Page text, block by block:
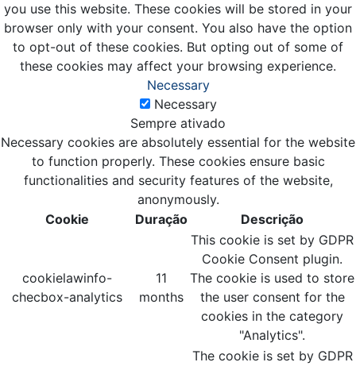
you use this website. These cookies will be stored in your
browser only with your consent. You also have the option
to opt-out of these cookies. But opting out of some of
these cookies may affect your browsing experience.
Necessary
Necessary
Sempre ativado
Necessary cookies are absolutely essential for the website
to function properly. These cookies ensure basic
functionalities and security features of the website,
anonymously.
Cookie
Duração Descrição
cookielawinfo-
checbox-analytics
11
months
This cookie is set by GDPR
Cookie Consent plugin.
The cookie is used to store
the user consent for the
cookies in the category
"Analytics".
The cookie is set by GDPR